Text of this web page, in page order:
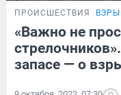
ПРОИСШЕСТВИЯ
«Важно не
запасе — о